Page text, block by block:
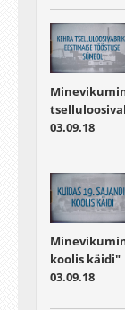
03.09.18
koolis käidi"
03.09.18